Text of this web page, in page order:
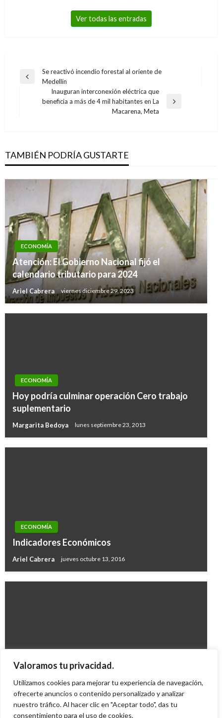
Valoramos tu privacidad.
Utilizamos cookies para mejorar tu experiencia de navegación,
ofrecerte anuncios o contenido personalizado y analizar
nuestro tráfico. Al hacer clic en "Aceptar todo", das tu
consentimiento para el uso de cookies.
Ver todas las entradas
Navegación
entradas
Entrada
Se reactivó incendio forestal al oriente de
Medellín
Entrada
Inauguran interconexión eléctrica que
beneficia a más de 4 mil habitantes en La
Macarena, Meta
TAMBIÉN PODRÍA GUSTARTE
ECONOMÍA
Atención: El Gobierno Nacional fijó el
calendario tributario para 2024
Ariel Cabrera viernes diciembre 29, 2023
ECONOMÍA
Hoy podría culminar operación Cero trabajo
suplementario
Margarita Bedoya lunes septiembre 23, 2013
ECONOMÍA
Indicadores Económicos
Ariel Cabrera jueves octubre 13, 2016
ECONOMÍA
Iván Briceño martes octubre 11, 2011